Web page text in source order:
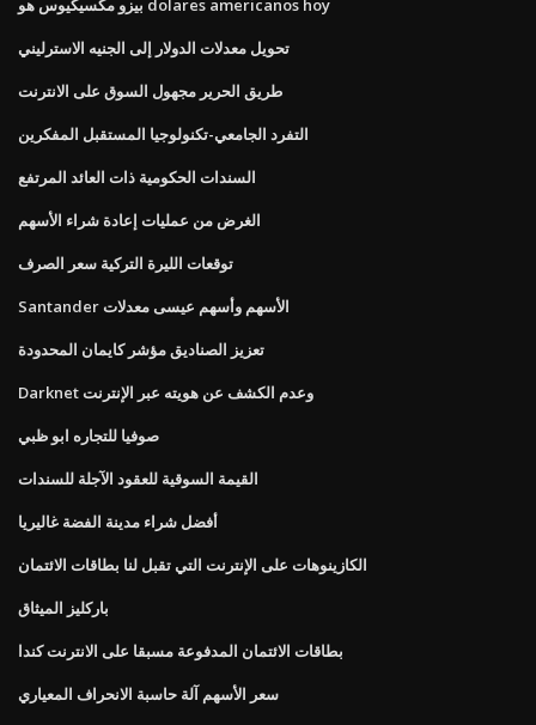
بيزو مكسيكيوس هو dolares americanos hoy
تحويل معدلات الدولار إلى الجنيه الاسترليني
طريق الحرير مجهول السوق على الانترنت
التفرد الجامعي-تكنولوجيا المستقبل المفكرين
السندات الحكومية ذات العائد المرتفع
الغرض من عمليات إعادة شراء الأسهم
توقعات الليرة التركية سعر الصرف
Santander الأسهم وأسهم عيسى معدلات
تعزيز الصناديق مؤشر كايمان المحدودة
Darknet وعدم الكشف عن هويته عبر الإنترنت
صوفيا للتجاره ابو ظبي
القيمة السوقية للعقود الآجلة للسندات
أفضل شراء مدينة الفضة غاليريا
الكازينوهات على الإنترنت التي تقبل لنا بطاقات الائتمان
باركليز الميثاق
بطاقات الائتمان المدفوعة مسبقا على الانترنت كندا
سعر الأسهم آلة حاسبة الانحراف المعياري